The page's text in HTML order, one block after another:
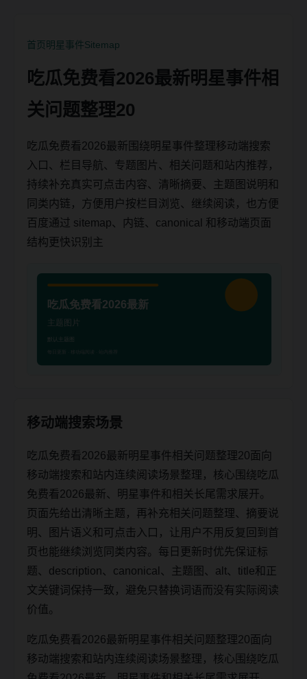
首页明星事件Sitemap
吃瓜免费看2026最新明星事件相
关问题整理20
吃瓜免费看2026最新围绕明星事件整理移动端搜索
入口、栏目导航、专题图片、相关问题和站内推荐，
持续补充真实可点击内容、清晰摘要、主题图说明和
同类内链，方便用户按栏目浏览、继续阅读，也方便
百度通过 sitemap、内链、canonical 和移动端页面
结构更快识别主
移动端搜索场景
吃瓜免费看2026最新明星事件相关问题整理20面向
移动端搜索和站内连续阅读场景整理，核心围绕吃瓜
免费看2026最新、明星事件和相关长尾需求展开。
页面先给出清晰主题，再补充相关问题整理、摘要说
明、图片语义和可点击入口，让用户不用反复回到首
页也能继续浏览同类内容。每日更新时优先保证标
题、description、canonical、主题图、alt、title和正
文关键词保持一致，避免只替换词语而没有实际阅读
价值。
吃瓜免费看2026最新明星事件相关问题整理20面向
移动端搜索和站内连续阅读场景整理，核心围绕吃瓜